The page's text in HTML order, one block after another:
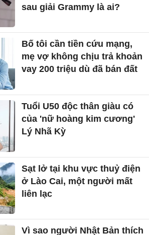
sau giải Grammy là ai?
Bố tôi cần tiền cứu mạng,
mẹ vợ không chịu trả khoản
vay 200 triệu dù đã bán đất
Tuổi U50 độc thân giàu có
của 'nữ hoàng kim cương'
Lý Nhã Kỳ
Sạt lở tại khu vực thuỷ điện
ở Lào Cai, một người mất
liên lạc
Vì sao người Nhật Bản thích